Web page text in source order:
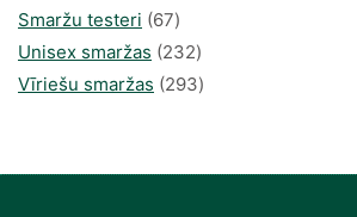
Smaržu testeri 6767
produkts
Unisex smaržas 232232
produkts
Vīriešu smaržas 293293